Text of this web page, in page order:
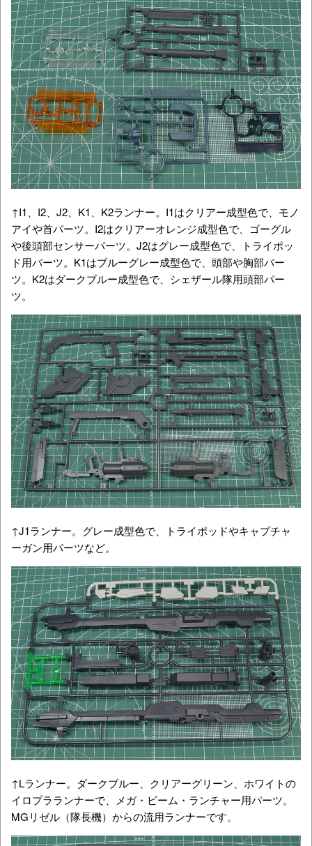
↑I1、I2、J2、K1、K2ランナー。I1はクリアー成型色で、モノ
アイや首パーツ。I2はクリアーオレンジ成型色で、ゴーグル
や後頭部センサーパーツ。J2はグレー成型色で、トライポッ
ド用パーツ。K1はブルーグレー成型色で、頭部や胸部パー
ツ。K2はダークブルー成型色で、シェザール隊用頭部パー
ツ。
↑J1ランナー。グレー成型色で、トライポッドやキャプチャ
ーガン用パーツなど。
↑Lランナー。ダークブルー、クリアーグリーン、ホワイトの
イロプラランナーで、メガ・ビーム・ランチャー用パーツ。
MGリゼル（隊長機）からの流用ランナーです。